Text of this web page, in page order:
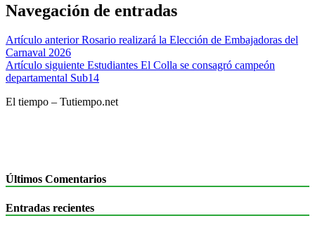
Navegación de entradas
Artículo anterior Rosario realizará la Elección de Embajadoras del
Carnaval 2026
Artículo siguiente Estudiantes El Colla se consagró campeón
departamental Sub14
El tiempo – Tutiempo.net
Últimos Comentarios
Entradas recientes